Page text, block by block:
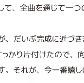
て、全曲を通じて一つ
、だいぶ完成に近づき
かり片付けたので、
それが、今一番嬉し